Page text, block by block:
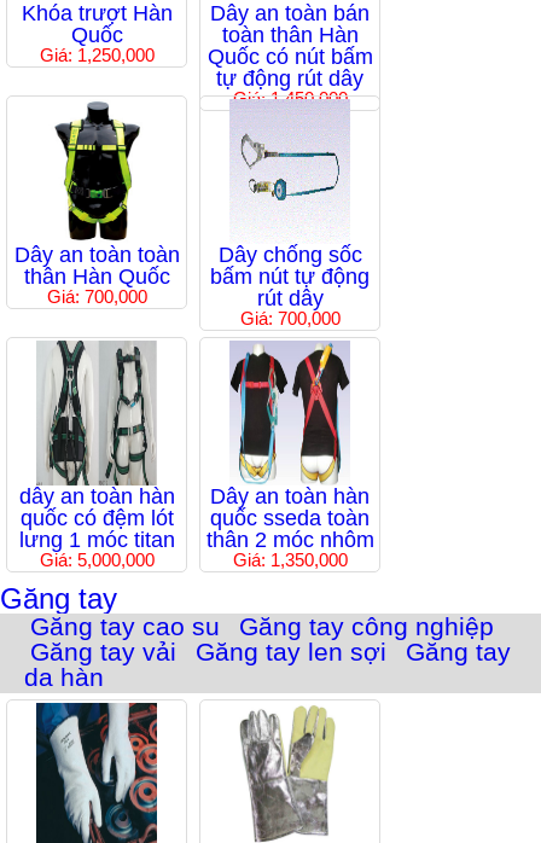
Khóa trượt Hàn
Quốc
Giá: 1,250,000
Dây an toàn bán
toàn thân Hàn
Quốc có nút bấm
tự động rút dây
Giá: 1,450,000
Dây an toàn toàn
thân Hàn Quốc
Giá: 700,000
Dây chống sốc
bấm nút tự động
rút dây
Giá: 700,000
dây an toàn hàn
quốc có đệm lót
lưng 1 móc titan
Giá: 5,000,000
Dây an toàn hàn
quốc sseda toàn
thân 2 móc nhôm
Giá: 1,350,000
Găng tay
Găng tay cao su
Găng tay công nghiệp
Găng tay vải
Găng tay len sợi
Găng tay
da hàn